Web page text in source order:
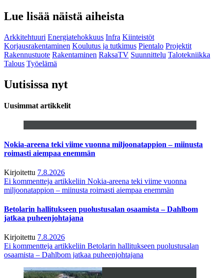
Lue lisää näistä aiheista
Arkkitehtuuri Energiatehokkuus Infra Kiinteistöt
Korjausrakentaminen Koulutus ja tutkimus Pientalo Projektit
Rakennustuote Rakentaminen RaksaTV Suunnittelu Talotekniikka
Talous Työelämä
Uutisissa nyt
Uusimmat artikkelit
Nokia-areena teki viime vuonna miljoonatappion – miinusta
roimasti aiempaa enemmän
Kirjoitettu 7.8.2026
Ei kommentteja artikkeliin Nokia-areena teki viime vuonna
miljoonatappion – miinusta roimasti aiempaa enemmän
Betolarin hallitukseen puolustusalan osaamista – Dahlbom
jatkaa puheenjohtajana
Kirjoitettu 7.8.2026
Ei kommentteja artikkeliin Betolarin hallitukseen puolustusalan
osaamista – Dahlbom jatkaa puheenjohtajana